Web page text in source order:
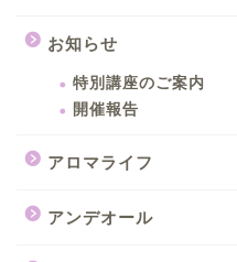
お知らせ
特別講座のご案内
開催報告
アロマライフ
アンデオール